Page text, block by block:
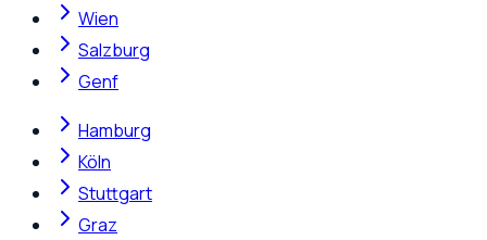
Wien
Salzburg
Genf
Hamburg
Köln
Stuttgart
Graz